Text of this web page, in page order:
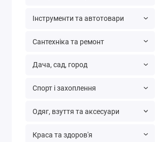
Інструменти та автотовари
Сантехніка та ремонт
Дача, сад, город
Спорт і захоплення
Одяг, взуття та аксесуари
Краса та здоров'я